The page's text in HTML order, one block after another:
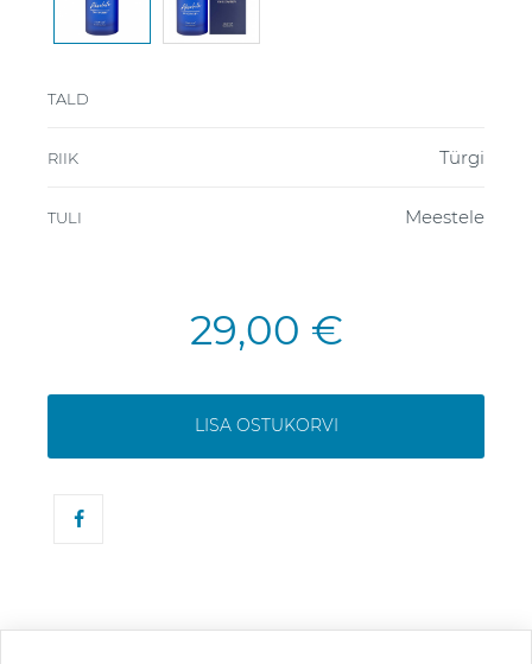
TALD
RIIK Türgi
TULI Meestele
29,00 €
LISA OSTUKORVI